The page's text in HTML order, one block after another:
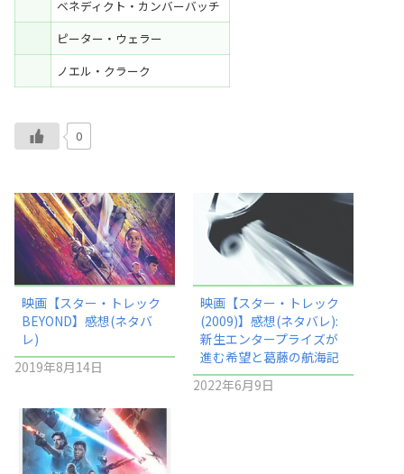
ベネディクト・カンバーバッチ
ピーター・ウェラー
ノエル・クラーク
0
映画【スター・トレック
BEYOND】感想(ネタバ
レ)
2019年8月14日
映画【スター・トレック
(2009)】感想(ネタバレ):
新生エンタープライズが
進む希望と葛藤の航海記
2022年6月9日